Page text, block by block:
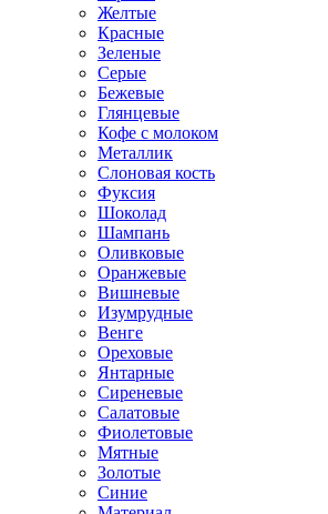
Желтые
Красные
Зеленые
Серые
Бежевые
Глянцевые
Кофе с молоком
Металлик
Слоновая кость
Фуксия
Шоколад
Шампань
Оливковые
Оранжевые
Вишневые
Изумрудные
Венге
Ореховые
Янтарные
Сиреневые
Салатовые
Фиолетовые
Мятные
Золотые
Синие